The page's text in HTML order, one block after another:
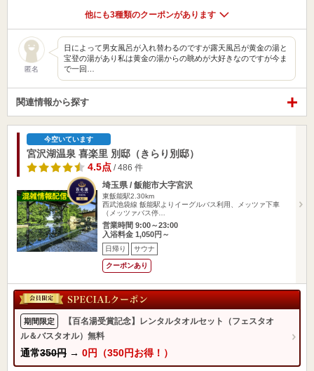
他にも3種類のクーポンがあります
匿名
日によって男女風呂が入れ替わるのですが露天風呂が黄金の湯と
宝登の湯があり私は黄金の湯からの眺めが大好きなのですが今ま
で一回…
関連情報から探す
今空いています
宮沢湖温泉 喜楽里 別邸（きらり別邸）
4.5点 / 486 件
埼玉県 / 飯能市大字宮沢
東飯能駅2.30km
西武池袋線 飯能駅よりイーグルバス利用、メッツァ下車
（メッツァバス停…
営業時間 9:00～23:00
入浴料金 1,050円～
日帰り サウナ
クーポンあり
期間限定
【百名湯受賞記念】レンタルタオルセット（フェスタオ
ル＆バスタオル）無料
通常350円 → 0円（350円お得！）